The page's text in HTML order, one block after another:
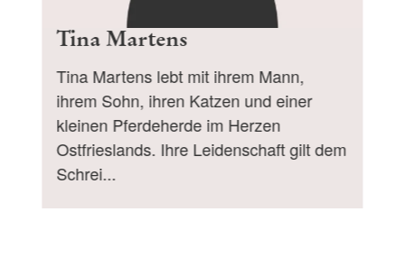
Tina Martens
Tina Martens lebt mit ihrem Mann,
ihrem Sohn, ihren Katzen und einer
kleinen Pferdeherde im Herzen
Ostfrieslands. Ihre Leidenschaft gilt dem
Schrei...